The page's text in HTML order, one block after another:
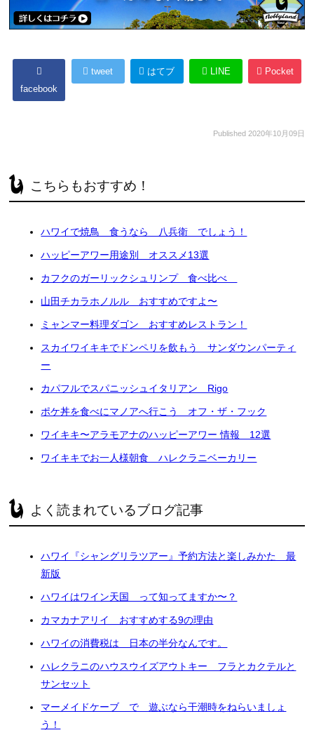
facebook
tweet はてブ LINE Pocket
Published 2020年10月09日
こちらもおすすめ！
ハワイで焼鳥 食うなら 八兵衛 でしょう！
ハッピーアワー用途別 オススメ13選
カフクのガーリックシュリンプ 食べ比べ
山田チカラホノルル おすすめですよ〜
ミャンマー料理ダゴン おすすめレストラン！
スカイワイキキでドンペリを飲もう サンダウンパーティ
ー
カパフルでスパニッシュイタリアン Rigo
ポケ丼を食べにマノアへ行こう オフ・ザ・フック
ワイキキ〜アラモアナのハッピーアワー 情報 12選
ワイキキでお一人様朝食 ハレクラニベーカリー
よく読まれているブログ記事
ハワイ『シャングリラツアー』予約方法と楽しみかた 最
新版
ハワイはワイン天国 って知ってますか〜？
カマカナアリイ おすすめする9の理由
ハワイの消費税は 日本の半分なんです。
ハレクラニのハウスウイズアウトキー フラとカクテルと
サンセット
マーメイドケーブ で 遊ぶなら干潮時をねらいましょ
う！